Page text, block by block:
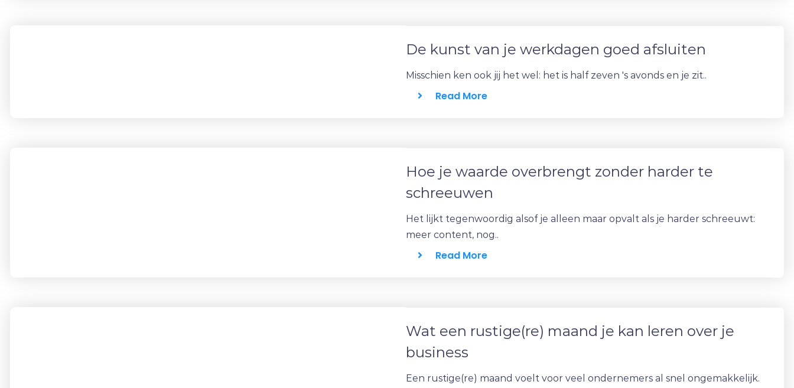
De kunst van je werkdagen goed afsluiten
Misschien ken ook jij het wel: het is half zeven 's avonds en je zit..
Read More
Hoe je waarde overbrengt zonder harder te
schreeuwen
Het lijkt tegenwoordig alsof je alleen maar opvalt als je harder schreeuwt:
meer content, nog..
Read More
Wat een rustige(re) maand je kan leren over je
business
Een rustige(re) maand voelt voor veel ondernemers al snel ongemakkelijk.